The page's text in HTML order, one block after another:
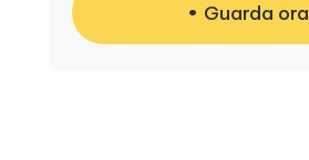
Guarda ora